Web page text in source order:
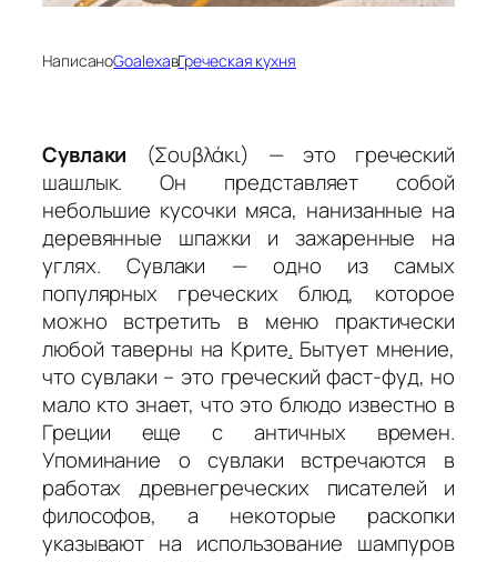
НаписаноGoalexaвГреческая кухня
Сувлаки (Σουβλάκι) — это греческий
шашлык. Он представляет собой
небольшие кусочки мяса, нанизанные на
деревянные шпажки и зажаренные на
углях. Сувлаки — одно из самых
популярных греческих блюд, которое
можно встретить в меню практически
любой таверны на Крите. Бытует мнение,
что сувлаки – это греческий фаст-фуд, но
мало кто знает, что это блюдо известно в
Греции еще с античных времен.
Упоминание о сувлаки встречаются в
работах древнегреческих писателей и
философов, а некоторые раскопки
указывают на использование шампуров